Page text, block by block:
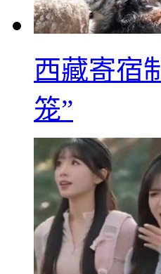
西藏寄宿
笼”